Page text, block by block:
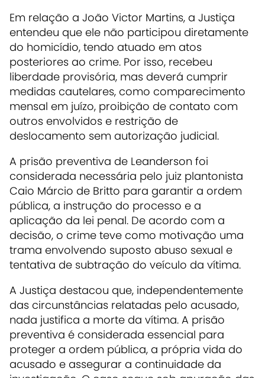
Em relação a João Victor Martins, a Justiça
entendeu que ele não participou diretamente
do homicídio, tendo atuado em atos
posteriores ao crime. Por isso, recebeu
liberdade provisória, mas deverá cumprir
medidas cautelares, como comparecimento
mensal em juízo, proibição de contato com
outros envolvidos e restrição de
deslocamento sem autorização judicial.
A prisão preventiva de Leanderson foi
considerada necessária pelo juiz plantonista
Caio Márcio de Britto para garantir a ordem
pública, a instrução do processo e a
aplicação da lei penal. De acordo com a
decisão, o crime teve como motivação uma
trama envolvendo suposto abuso sexual e
tentativa de subtração do veículo da vítima.
A Justiça destacou que, independentemente
das circunstâncias relatadas pelo acusado,
nada justifica a morte da vítima. A prisão
preventiva é considerada essencial para
proteger a ordem pública, a própria vida do
acusado e assegurar a continuidade da